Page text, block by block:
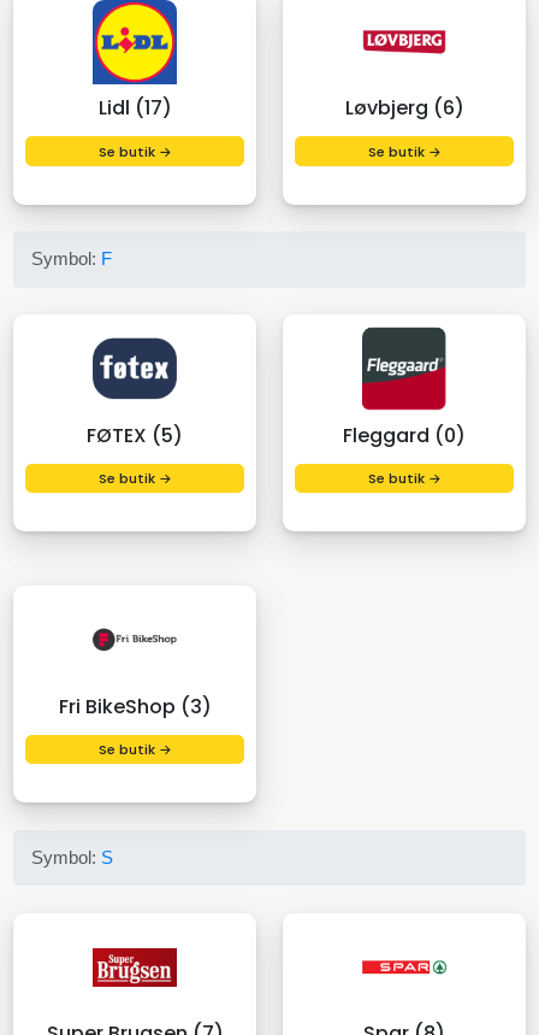
Lidl (17)
Se butik →
Løvbjerg (6)
Se butik →
Symbol: F
FØTEX (5)
Se butik →
Fleggard (0)
Se butik →
Fri BikeShop (3)
Se butik →
Symbol: S